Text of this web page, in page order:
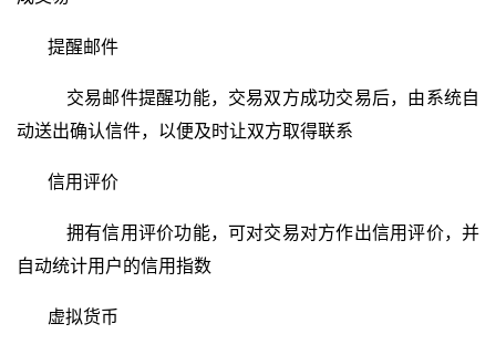
提醒邮件
交易邮件提醒功能，交易双方成功交易后，由系统自
动送出确认信件，以便及时让双方取得联系
信用评价
拥有信用评价功能，可对交易对方作出信用评价，并
自动统计用户的信用指数
虚拟货币